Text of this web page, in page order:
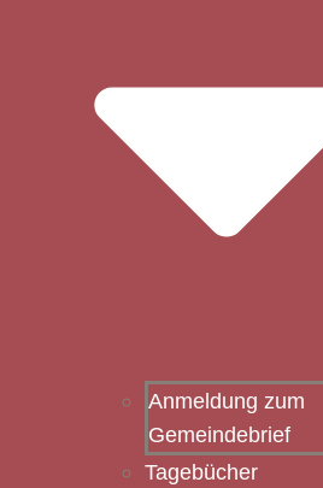
Anmeldung zum
Gemeindebrief
Tagebücher